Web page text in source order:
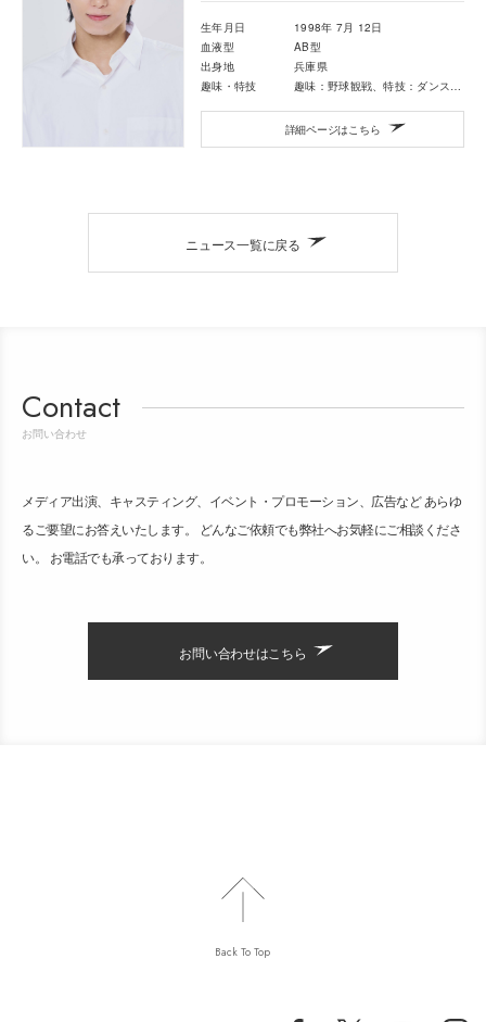
生年月日
1998年 7月 12日
血液型
AB型
出身地
兵庫県
趣味・特技
趣味：野球観戦、特技：ダンス、野球
詳細ページはこちら
ニュース一覧に戻る
Contact
お問い合わせ
メディア出演、キャスティング、イベント・プロモーション、広告など あらゆ
るご要望にお答えいたします。 どんなご依頼でも弊社へお気軽にご相談くださ
い。 お電話でも承っております。
お問い合わせはこちら
Back To Top